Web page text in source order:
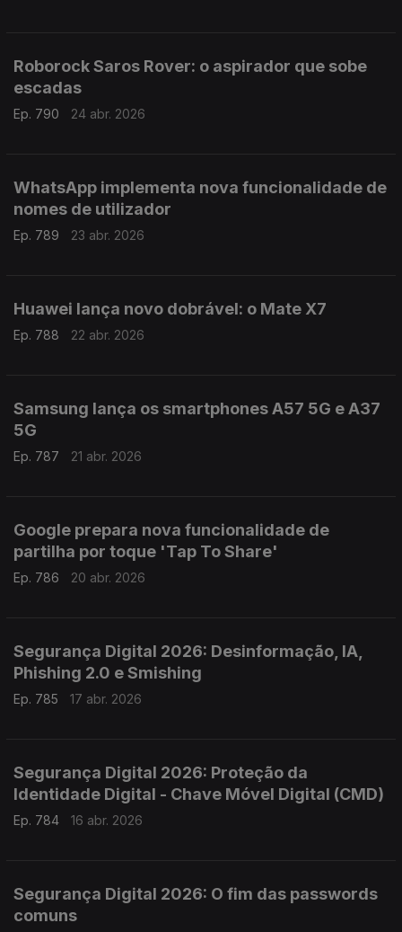
Roborock Saros Rover: o aspirador que sobe
escadas
Ep. 790 24 abr. 2026
WhatsApp implementa nova funcionalidade de
nomes de utilizador
Ep. 789 23 abr. 2026
Huawei lança novo dobrável: o Mate X7
Ep. 788 22 abr. 2026
Samsung lança os smartphones A57 5G e A37
5G
Ep. 787 21 abr. 2026
Google prepara nova funcionalidade de
partilha por toque 'Tap To Share'
Ep. 786 20 abr. 2026
Segurança Digital 2026: Desinformação, IA,
Phishing 2.0 e Smishing
Ep. 785 17 abr. 2026
Segurança Digital 2026: Proteção da
Identidade Digital - Chave Móvel Digital (CMD)
Ep. 784 16 abr. 2026
Segurança Digital 2026: O fim das passwords
comuns